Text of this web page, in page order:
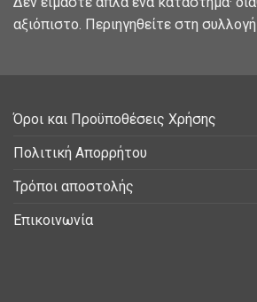
αξιόπιστο. Περιηγηθείτε στη
Όροι και Προϋποθέσεις Χρήσης
Πολιτική Απορρήτου
Τρόποι αποστολής
Επικοινωνία